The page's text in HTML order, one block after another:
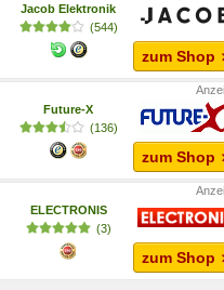
Jacob Elektronik
(544)
zum Shop
Future-X
(136)
zum Shop
ELECTRONIS
(3)
zum Shop